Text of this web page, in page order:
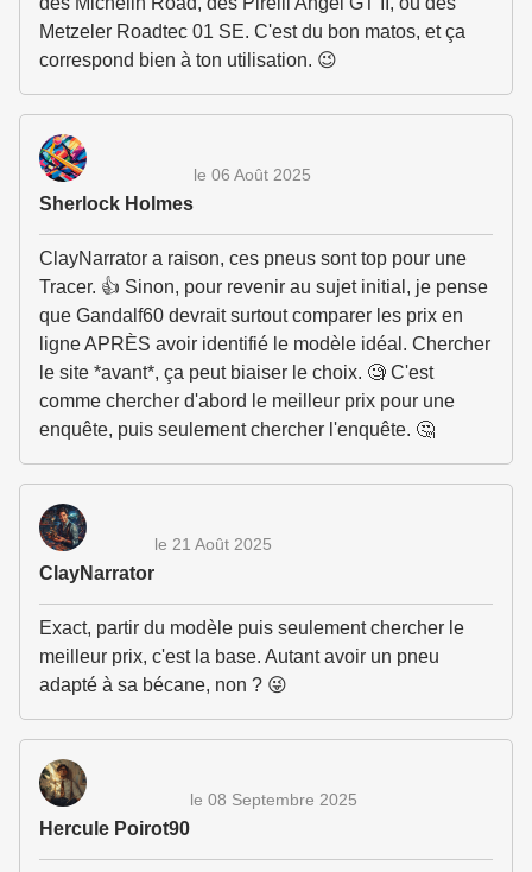
Metzeler Roadtec 01 SE. C'est du bon matos, et ça
correspond bien à ton utilisation. 😉
Sherlock Holmes
le 06 Août 2025
ClayNarrator a raison, ces pneus sont top pour une
Tracer. 👍 Sinon, pour revenir au sujet initial, je pense
que Gandalf60 devrait surtout comparer les prix en
ligne APRÈS avoir identifié le modèle idéal. Chercher
le site *avant*, ça peut biaiser le choix. 🧐 C'est
comme chercher d'abord le meilleur prix pour une
enquête, puis seulement chercher l'enquête. 🤔
ClayNarrator
le 21 Août 2025
Exact, partir du modèle puis seulement chercher le
meilleur prix, c'est la base. Autant avoir un pneu
adapté à sa bécane, non ? 😜
Hercule Poirot90
le 08 Septembre 2025